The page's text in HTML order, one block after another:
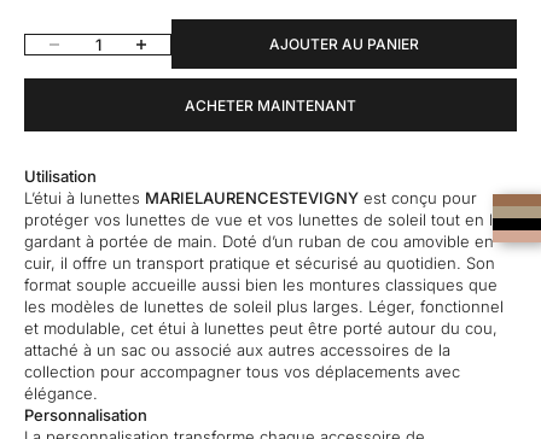
Diminuer la quantitéAugmenter la quantitéAJOUTER AU PANIER
ACHETER MAINTENANT
Utilisation
L’étui à lunettes MARIELAURENCESTEVIGNY est conçu pour
protéger vos lunettes de vue et vos lunettes de soleil tout en les
gardant à portée de main. Doté d’un ruban de cou amovible en
cuir, il offre un transport pratique et sécurisé au quotidien. Son
format souple accueille aussi bien les montures classiques que
les modèles de lunettes de soleil plus larges. Léger, fonctionnel
et modulable, cet étui à lunettes peut être porté autour du cou,
attaché à un sac ou associé aux autres accessoires de la
collection pour accompagner tous vos déplacements avec
élégance.
Personnalisation